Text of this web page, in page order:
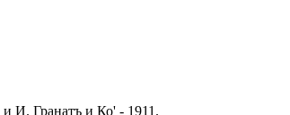
И. Гранатъ и Ко' - 1911.